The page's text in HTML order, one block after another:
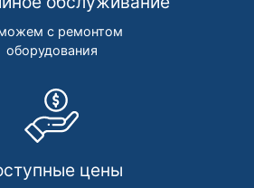
с ремонтом
оборудования
цены